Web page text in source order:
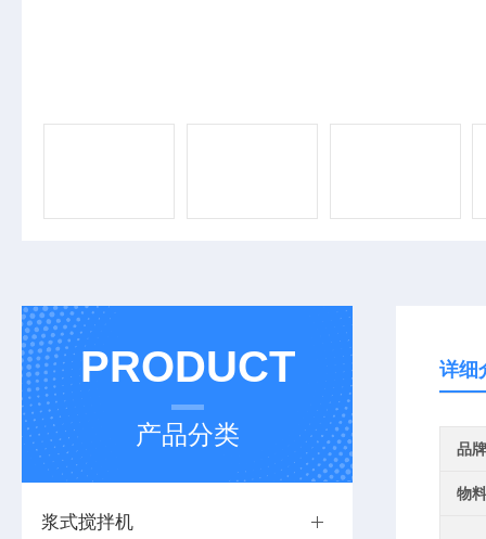
PRODUCT
产品分类
浆式搅拌机
详细
品牌
物